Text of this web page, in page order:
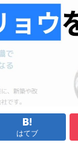
はてブ